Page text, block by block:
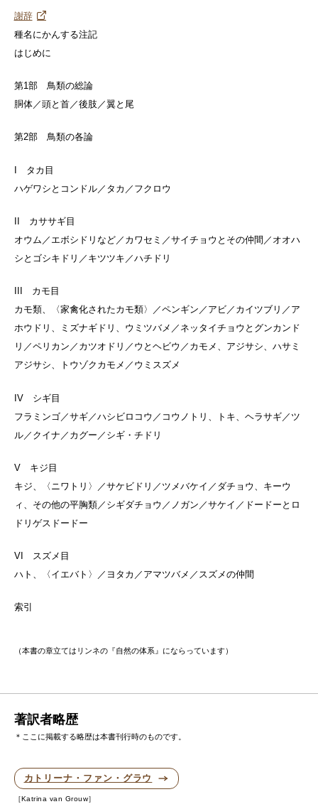
謝辞
種名にかんする注記
はじめに
第1部 鳥類の総論
胴体／頭と首／後肢／翼と尾
第2部 鳥類の各論
I タカ目
ハゲワシとコンドル／タカ／フクロウ
II カササギ目
オウム／エボシドリなど／カワセミ／サイチョウとその仲間／オオハ
シとゴシキドリ／キツツキ／ハチドリ
III カモ目
カモ類、〈家禽化されたカモ類〉／ペンギン／アビ／カイツブリ／ア
ホウドリ、ミズナギドリ、ウミツバメ／ネッタイチョウとグンカンド
リ／ペリカン／カツオドリ／ウとヘビウ／カモメ、アジサシ、ハサミ
アジサシ、トウゾクカモメ／ウミスズメ
IV シギ目
フラミンゴ／サギ／ハシビロコウ／コウノトリ、トキ、ヘラサギ／ツ
ル／クイナ／カグー／シギ・チドリ
V キジ目
キジ、〈ニワトリ〉／サケビドリ／ツメバケイ／ダチョウ、キーウ
ィ、その他の平胸類／シギダチョウ／ノガン／サケイ／ドードーとロ
ドリゲスドードー
VI スズメ目
ハト、〈イエバト〉／ヨタカ／アマツバメ／スズメの仲間
索引
（本書の章立てはリンネの『自然の体系』にならっています）
著訳者略歴
＊ここに掲載する略歴は本書刊行時のものです。
カトリーナ・ファン・グラウ
Katrina van Grouw